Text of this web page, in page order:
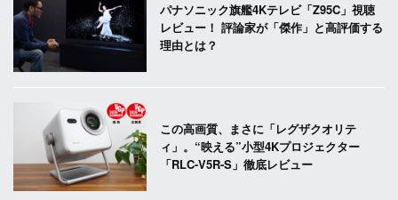
パナソニック旗艦4Kテレビ「Z95C」視聴
レビュー！ 評論家が「傑作」と高評価する
理由とは？
この高画質、まさに「レグザクオリテ
ィ」。“映える”小型4Kプロジェクター
「RLC-V5R-S」徹底レビュー